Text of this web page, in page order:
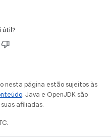
útil?
nesta página estão sujeitos às
. Java e OpenJDK são
afiliadas.